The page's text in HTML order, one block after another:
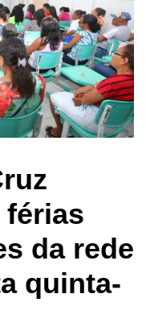
férias
da rede
quinta-